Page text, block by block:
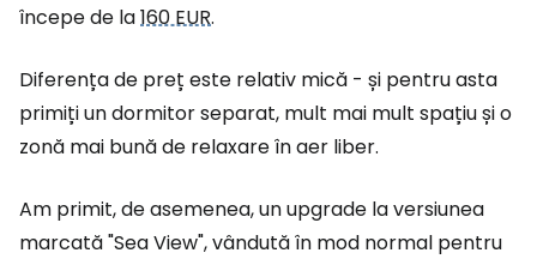
începe de la160 EUR.
Diferența de preț este relativ mică - și pentru asta
primiți un dormitor separat, mult mai mult spațiu și o
zonă mai bună de relaxare în aer liber.
Am primit, de asemenea, un upgrade la versiunea
marcată "Sea View", vândută în mod normal pentru